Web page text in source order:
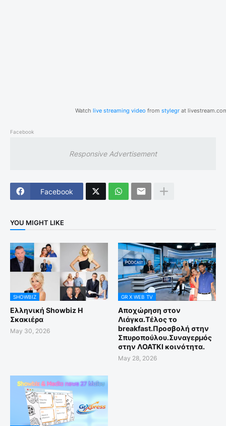
Watch live streaming video from stylegrat
Facebook
Responsive Advertisement
Facebook
YOU MIGHT LIKE
SHOWBIZ
Ελληνική Showbiz Η
Σκακιέρα
May 30, 2026
GR X WEB TV
Αποχώρηση στον
Λιάγκα.Τέλος το
breakfast.Προσβολή στην
Σπυροπούλου.Συναγερμός
στην ΛΟΑΤΚΙ κοινότητα.
May 28, 2026